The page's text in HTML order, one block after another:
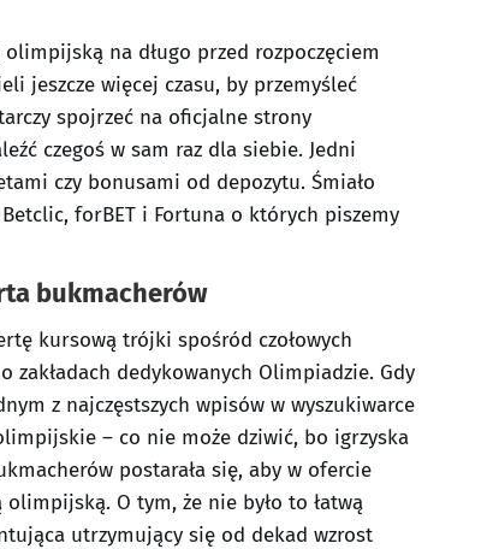
na długo przed rozpoczęciem
jeszcze więcej czasu, by przemyśleć
spojrzeć na oficjalne strony
czegoś w sam raz dla siebie. Jedni
czy bonusami od depozytu. Śmiało
forBET i Fortuna o których piszemy
bukmacherów
kursową trójki spośród czołowych
zakładach dedykowanych Olimpiadzie. Gdy
z najczęstszych wpisów w wyszukiwarce
– co nie może dziwić, bo igrzyska
postarała się, aby w ofercie
olimpijską. O tym, że nie było to łatwą
utrzymujący się od dekad wzrost